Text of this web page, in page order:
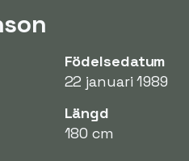
Födelsedatum
22 januari 1989
Längd
180 cm